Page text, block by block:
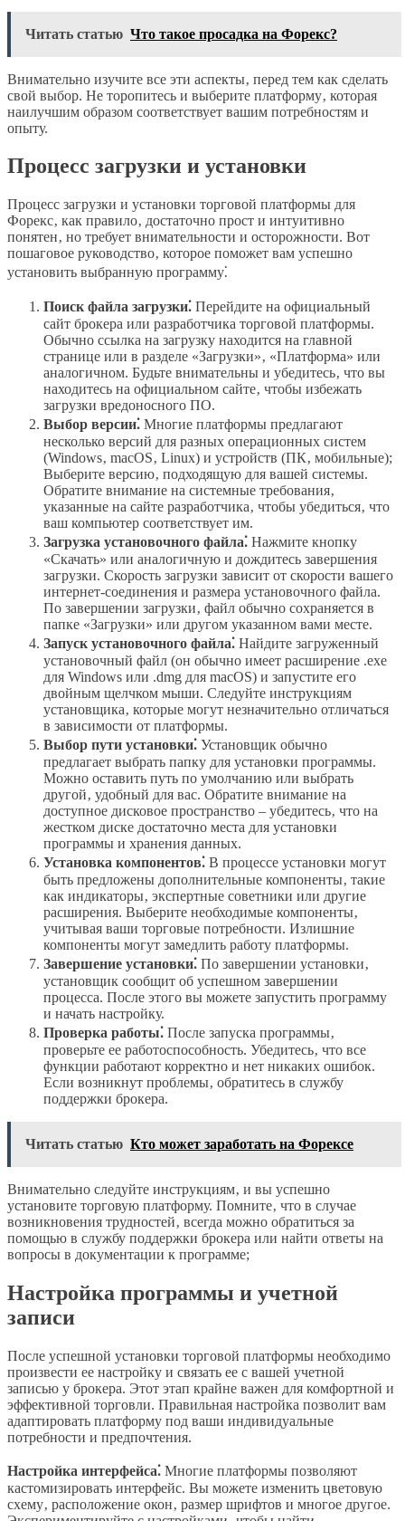
Читать статью Что такое просадка на Форекс?
Внимательно изучите все эти аспекты‚ перед тем как сделать
свой выбор. Не торопитесь и выберите платформу‚ которая
наилучшим образом соответствует вашим потребностям и
опыту.
Процесс загрузки и установки
Процесс загрузки и установки торговой платформы для
Форекс‚ как правило‚ достаточно прост и интуитивно
понятен‚ но требует внимательности и осторожности. Вот
пошаговое руководство‚ которое поможет вам успешно
установить выбранную программу⁚
Поиск файла загрузки⁚ Перейдите на официальный
сайт брокера или разработчика торговой платформы.
Обычно ссылка на загрузку находится на главной
странице или в разделе «Загрузки»‚ «Платформа» или
аналогичном. Будьте внимательны и убедитесь‚ что вы
находитесь на официальном сайте‚ чтобы избежать
загрузки вредоносного ПО.
Выбор версии⁚ Многие платформы предлагают
несколько версий для разных операционных систем
(Windows‚ macOS‚ Linux) и устройств (ПК‚ мобильные);
Выберите версию‚ подходящую для вашей системы.
Обратите внимание на системные требования‚
указанные на сайте разработчика‚ чтобы убедиться‚ что
ваш компьютер соответствует им.
Загрузка установочного файла⁚ Нажмите кнопку
«Скачать» или аналогичную и дождитесь завершения
загрузки. Скорость загрузки зависит от скорости вашего
интернет-соединения и размера установочного файла.
По завершении загрузки‚ файл обычно сохраняется в
папке «Загрузки» или другом указанном вами месте.
Запуск установочного файла⁚ Найдите загруженный
установочный файл (он обычно имеет расширение .exe
для Windows или .dmg для macOS) и запустите его
двойным щелчком мыши. Следуйте инструкциям
установщика‚ которые могут незначительно отличаться
в зависимости от платформы.
Выбор пути установки⁚ Установщик обычно
предлагает выбрать папку для установки программы.
Можно оставить путь по умолчанию или выбрать
другой‚ удобный для вас. Обратите внимание на
доступное дисковое пространство – убедитесь‚ что на
жестком диске достаточно места для установки
программы и хранения данных.
Установка компонентов⁚ В процессе установки могут
быть предложены дополнительные компоненты‚ такие
как индикаторы‚ экспертные советники или другие
расширения. Выберите необходимые компоненты‚
учитывая ваши торговые потребности. Излишние
компоненты могут замедлить работу платформы.
Завершение установки⁚ По завершении установки‚
установщик сообщит об успешном завершении
процесса. После этого вы можете запустить программу
и начать настройку.
Проверка работы⁚ После запуска программы‚
проверьте ее работоспособность. Убедитесь‚ что все
функции работают корректно и нет никаких ошибок.
Если возникнут проблемы‚ обратитесь в службу
поддержки брокера.
Читать статью Кто может заработать на Форексе
Внимательно следуйте инструкциям‚ и вы успешно
установите торговую платформу. Помните‚ что в случае
возникновения трудностей‚ всегда можно обратиться за
помощью в службу поддержки брокера или найти ответы на
вопросы в документации к программе;
Настройка программы и учетной
записи
После успешной установки торговой платформы необходимо
произвести ее настройку и связать ее с вашей учетной
записью у брокера. Этот этап крайне важен для комфортной и
эффективной торговли. Правильная настройка позволит вам
адаптировать платформу под ваши индивидуальные
потребности и предпочтения.
Настройка интерфейса⁚ Многие платформы позволяют
кастомизировать интерфейс. Вы можете изменить цветовую
схему‚ расположение окон‚ размер шрифтов и многое другое.